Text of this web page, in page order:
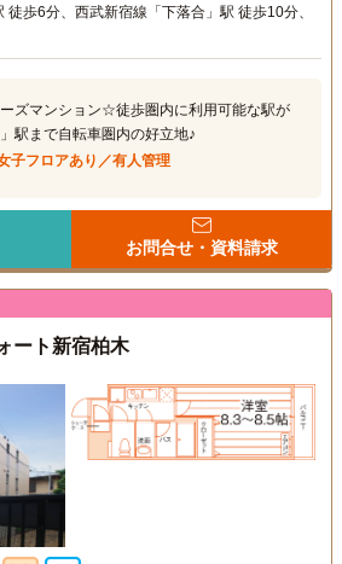
歩6分、西武新宿線「下落合」駅 徒歩10分、
ズマンション☆徒歩圏内に利用可能な駅が
駅まで自転車圏内の好立地♪
子フロアあり／有人管理
お問合せ・資料請求
ート新宿柏木